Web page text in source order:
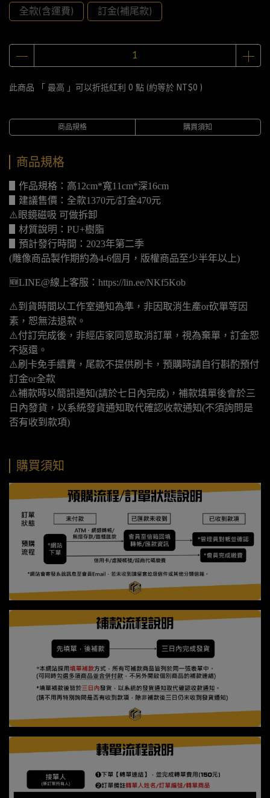
全款(含運費)
訂金(補尾款)
此商品 「 最高 」可以折抵紅利 0 點 (約等於 NT$0 )
商品規格 購買須知
商品規格
▋作品規格：高12cm*寬11cm*深16cm
▋建議售價：全款1370元/訂金470元
⚠️眼鏡磁吸 可做拆卸
▋材質說明：PU+樹脂
▋預計發行時間：2023年第二季
(雕像商品製作期約為4-6個月，版權商品至少半年以上)
🆕LINE@線上客服：https://lin.ee/NKf5Kob
⚠️到貨時間以工作室通知為準，非因取消生產or砍單等因
素，恕無法退款。
⚠️付訂完成後，非經店家同意取消訂單，視為棄單，訂金恕
不返還。
⚠️刷卡免手續費，尾款不提供刷卡，預購時請自行斟酌預付
訂金or全款
⚠️補款時以簡訊通知(請於七日內完成)，補款填單後會於三
日內發貨，以系統發貨通知取代確認收款通知(不須詢問是
否有收到款項)
購買須知